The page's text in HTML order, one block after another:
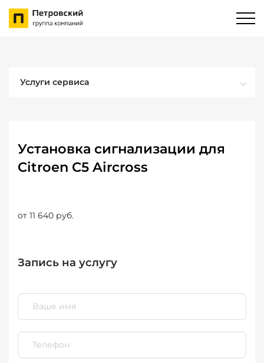
Услуги сервиса
Установка сигнализации для
Citroen C5 Aircross
от 11 640 руб.
Запись на услугу